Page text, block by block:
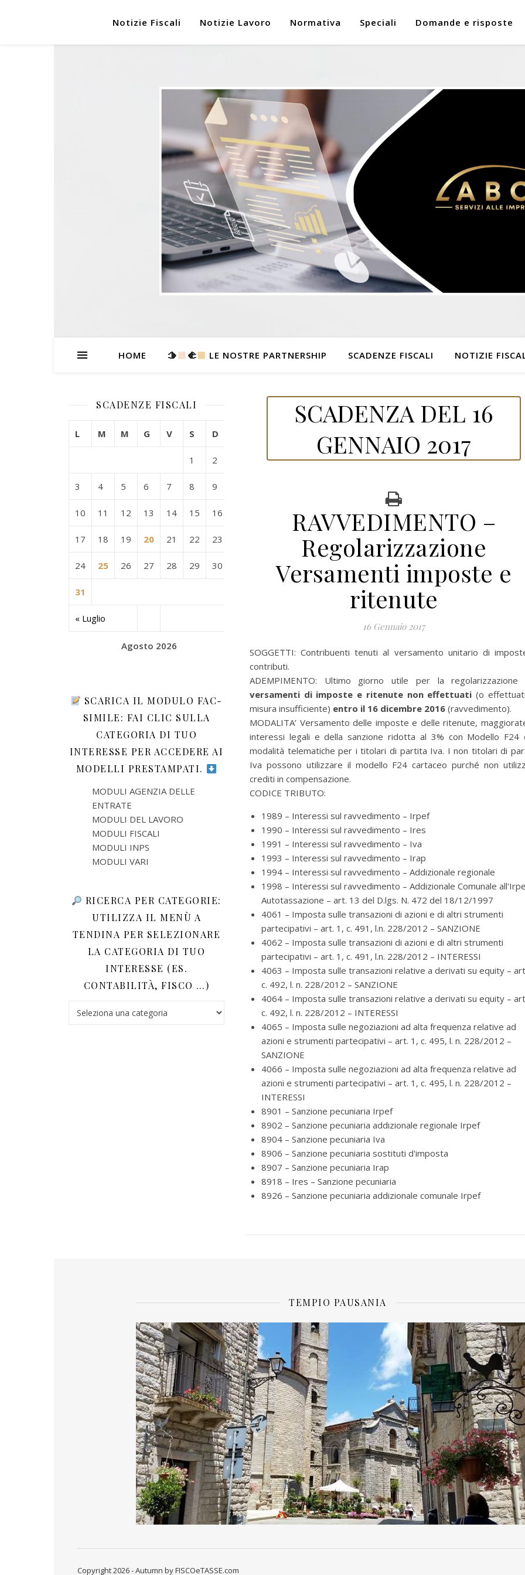
Notizie Fiscali Notizie Lavoro Normativa Speciali Domande e risposte
HOME 🫱 ‍🫲 LE NOSTRE PARTNERSHIP SCADENZE FISCALI NOTIZIE
SCADENZE FISCALI
Agosto 2026
L M M G V S D
« Luglio
1 2
3 4 5 6 7 8 9
10 11 12 13 14 15 16
17 18 19 20 21 22 23
24 25 26 27 28 29 30
31
SCARICA IL MODULO FAC-
SIMILE: FAI CLIC SULLA
CATEGORIA DI TUO
INTERESSE PER ACCEDERE AI
MODELLI PRESTAMPATI.
MODULI AGENZIA DELLE
ENTRATE
MODULI DEL LAVORO
MODULI FISCALI
MODULI INPS
MODULI VARI
RICERCA PER CATEGORIE:
UTILIZZA IL MENÙ A
TENDINA PER SELEZIONARE
LA CATEGORIA DI TUO
INTERESSE (ES.
CONTABILITÀ, FISCO …)
Ricerca per categorie: utilizza il menù a tendina per selezionare la categoria di tuo interesse (es. contabilità, Fisco
SCADENZA DEL 16
GENNAIO 2017
RAVVEDIMENTO –
Regolarizzazione
Versamenti imposte e
ritenute
16 Gennaio 2017
SOGGETTI: Contribuenti tenuti al versamento unitario di
contributi.
ADEMPIMENTO: Ultimo giorno utile per la regolarizzazione
versamenti di imposte e ritenute non effettuati (o
misura insufficiente) entro il 16 dicembre 2016 (ravvedimento).
MODALITA’ Versamento delle imposte e delle ritenute,
interessi legali e della sanzione ridotta al 3% con Modello F24
modalità telematiche per i titolari di partita Iva. I non titolari di
Iva possono utilizzare il modello F24 cartaceo purché non
crediti in compensazione.
CODICE TRIBUTO:
1989 – Interessi sul ravvedimento – Irpef
1990 – Interessi sul ravvedimento – Ires
1991 – Interessi sul ravvedimento – Iva
1993 – Interessi sul ravvedimento – Irap
1994 – Interessi sul ravvedimento – Addizionale regionale
1998 – Interessi sul ravvedimento – Addizionale Comunale
Autotassazione – art. 13 del D.lgs. N. 472 del 18/12/1997
4061 – Imposta sulle transazioni di azioni e di altri strumenti
partecipativi – art. 1, c. 491, l.n. 228/2012 – SANZIONE
4062 – Imposta sulle transazioni di azioni e di altri strumenti
partecipativi – art. 1, c. 491, l.n. 228/2012 – INTERESSI
4063 – Imposta sulle transazioni relative a derivati su equity –
c. 492, l. n. 228/2012 – SANZIONE
4064 – Imposta sulle transazioni relative a derivati su equity –
c. 492, l. n. 228/2012 – INTERESSI
4065 – Imposta sulle negoziazioni ad alta frequenza relative ad
azioni e strumenti partecipativi – art. 1, c. 495, l. n. 228/2012 –
SANZIONE
4066 – Imposta sulle negoziazioni ad alta frequenza relative ad
azioni e strumenti partecipativi – art. 1, c. 495, l. n. 228/2012 –
INTERESSI
8901 – Sanzione pecuniaria Irpef
8902 – Sanzione pecuniaria addizionale regionale Irpef
8904 – Sanzione pecuniaria Iva
8906 – Sanzione pecuniaria sostituti d'imposta
8907 – Sanzione pecuniaria Irap
8918 – Ires – Sanzione pecuniaria
8926 – Sanzione pecuniaria addizionale comunale Irpef
TEMPIO PAUSANIA
Copyright 2026 - Autumn by FISCOeTASSE.com